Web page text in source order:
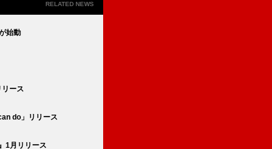
RELATED NEWS
始動
ース
do」リリース
1月リリース